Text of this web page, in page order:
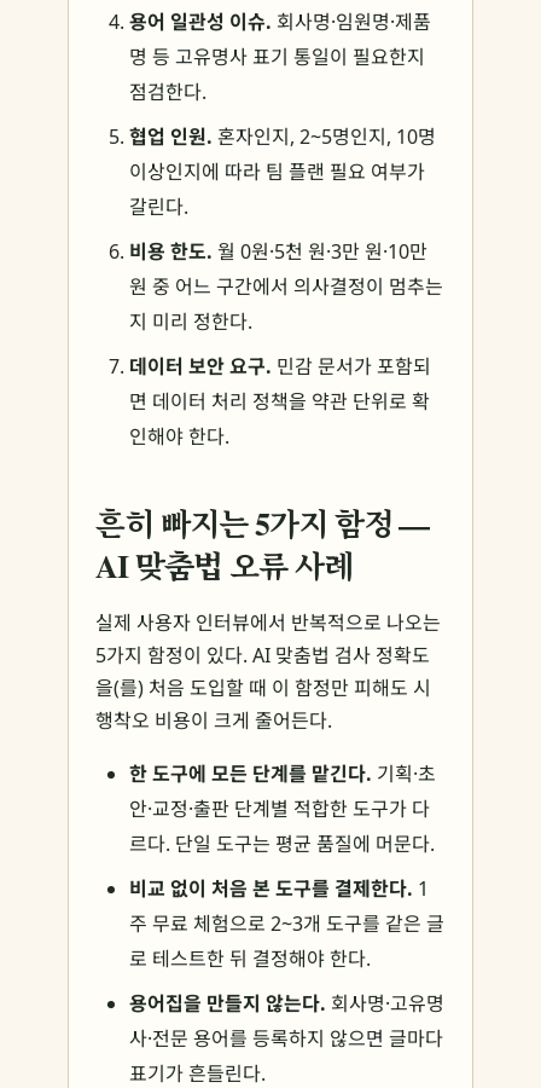
용어 일관성 이슈. 회사명·임원명·제품
명 등 고유명사 표기 통일이 필요한지
점검한다.
협업 인원. 혼자인지, 2~5명인지, 10명
이상인지에 따라 팀 플랜 필요 여부가
갈린다.
비용 한도. 월 0원·5천 원·3만 원·10만
원 중 어느 구간에서 의사결정이 멈추는
지 미리 정한다.
데이터 보안 요구. 민감 문서가 포함되
면 데이터 처리 정책을 약관 단위로 확
인해야 한다.
흔히 빠지는 5가지 함정 —
AI 맞춤법 오류 사례
실제 사용자 인터뷰에서 반복적으로 나오는
5가지 함정이 있다. AI 맞춤법 검사 정확도
을(를) 처음 도입할 때 이 함정만 피해도 시
행착오 비용이 크게 줄어든다.
한 도구에 모든 단계를 맡긴다. 기획·초
안·교정·출판 단계별 적합한 도구가 다
르다. 단일 도구는 평균 품질에 머문다.
비교 없이 처음 본 도구를 결제한다. 1
주 무료 체험으로 2~3개 도구를 같은 글
로 테스트한 뒤 결정해야 한다.
용어집을 만들지 않는다. 회사명·고유명
사·전문 용어를 등록하지 않으면 글마다
표기가 흔들린다.